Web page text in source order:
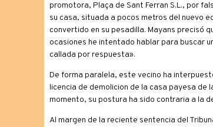
promotora, Plaça de Sant Ferran S.L., por
su casa, situada a pocos metros del nuevo
convertido en su pesadilla. Mayans precisó
ocasiones he intentado hablar para buscar
callada por respuesta».
De forma paralela, este vecino ha
licencia de demolicion de la casa payesa de
momento, su postura ha sido contraria a la
Al margen de la reciente sentencia del